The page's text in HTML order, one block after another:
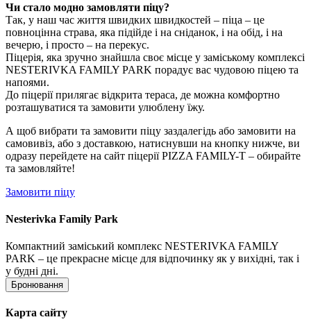
Чи стало модно замовляти піцу?
Так, у наш час життя швидких швидкостей – піца – це
повноцінна страва, яка підійде і на сніданок, і на обід, і на
вечерю, і просто – на перекус.
Піцерія, яка зручно знайшла своє місце у заміському комплексі
NESTERIVKA FAMILY PARK порадує вас чудовою піцею та
напоями.
До піцерії прилягає відкрита тераса, де можна комфортно
розташуватися та замовити улюблену їжу.
А щоб вибрати та замовити піцу заздалегідь або замовити на
самовивіз, або з доставкою, натиснувши на кнопку нижче, ви
одразу перейдете на сайт піцерії PIZZA FAMILY-T – обирайте
та замовляйте!
Замовити піцу
Nesterivka Family Park
Компактний заміський комплекс NESTERIVKA FAMILY
PARK – це прекрасне місце для відпочинку як у вихідні, так і
у будні дні.
Бронювання
Карта сайту